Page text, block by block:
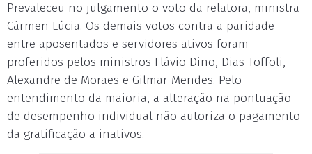
Prevaleceu no julgamento o voto da relatora, ministra
Cármen Lúcia. Os demais votos contra a paridade
entre aposentados e servidores ativos foram
proferidos pelos ministros Flávio Dino, Dias Toffoli,
Alexandre de Moraes e Gilmar Mendes. Pelo
entendimento da maioria, a alteração na pontuação
de desempenho individual não autoriza o pagamento
da gratificação a inativos.